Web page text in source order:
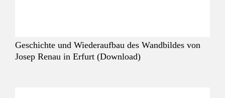
Geschichte und Wiederaufbau des Wandbildes von
Josep Renau in Erfurt (Download)